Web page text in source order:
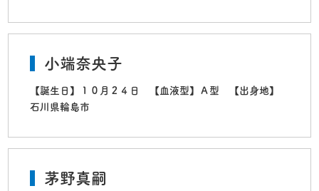
小端奈央子
【誕生日】１０月２４日 【血液型】Ａ型 【出身地】
石川県輪島市
茅野真嗣